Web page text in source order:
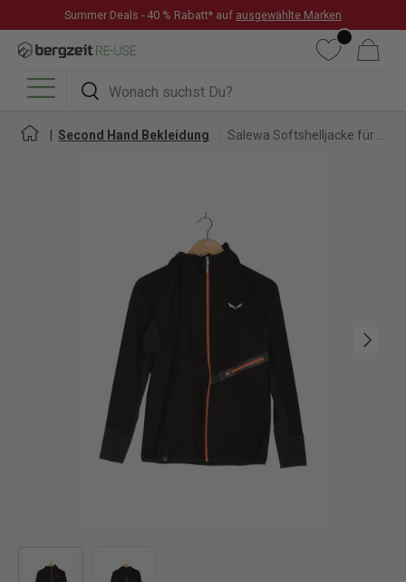
DIREKT ZUM INHALT
Summer Deals - 40 % Rabatt* auf ausgewählte Marken
Suchen
Suchen
WunschlisteWarenkorb
Menü
Second Hand Bekleidung
Nächste